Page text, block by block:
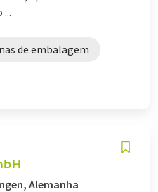
de embalagem
Alemanha